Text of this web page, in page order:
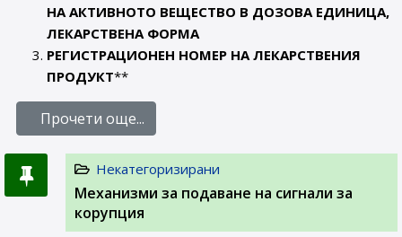
НА АКТИВНОТО ВЕЩЕСТВО В ДОЗОВА ЕДИНИЦА,
ЛЕКАРСТВЕНА ФОРМА
РЕГИСТРАЦИОНЕН НОМЕР НА ЛЕКАРСТВЕНИЯ
ПРОДУКТ**
Прочети още...
Некатегоризирани
Механизми за подаване на сигнали за
корупция